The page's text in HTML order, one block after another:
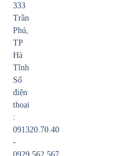
333
Trần
Phú,
TP
Hà
Tĩnh
Số
điện
thoại
:
091320.70.40
-